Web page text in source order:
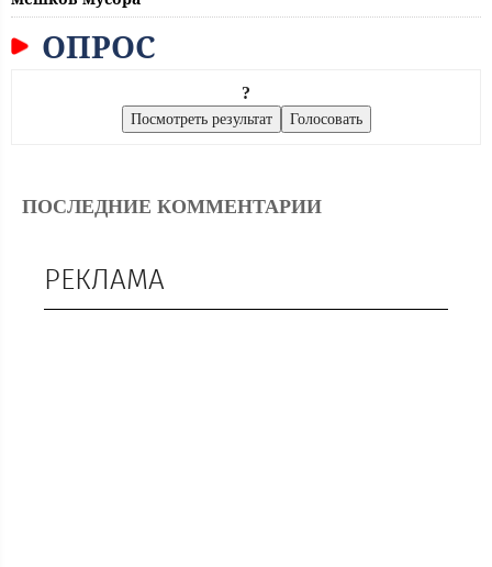
ОПРОС
?
ПОСЛЕДНИЕ КОММЕНТАРИИ
РЕКЛАМА